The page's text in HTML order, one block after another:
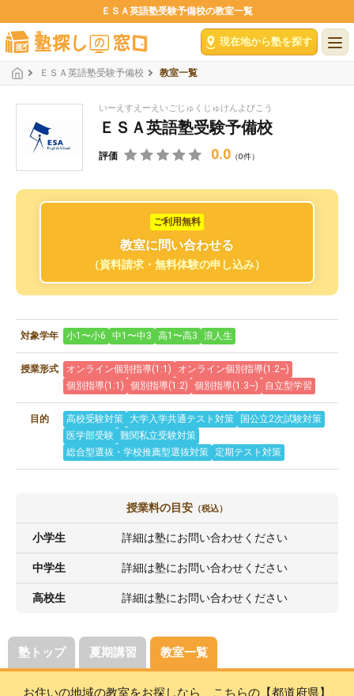
ＥＳＡ英語塾受験予備校の教室一覧
現在地から塾を探す
ＥＳＡ英語塾受験予備校 教室一覧
いーえすえーえいごじゅくじゅけんよびこう
ＥＳＡ英語塾受験予備校
評価 0.0 （0件）
ご利用無料
教室に問い合わせる
（資料請求・無料体験の申し込み）
対象学年 小1〜小6 中1〜中3 高1〜高3 浪人生
授業形式 オンライン個別指導(1:1)
オンライン個別指導(1:2~)
個別指導(1:1)
個別指導(1:2) 個別指導(1:3~) 自立型学習
目的 高校受験対策 大学入学共通テスト対策
国公立2次試験対策
医学部受験 難関私立受験対策
総合型選抜・学校推薦型選抜対策
定期テスト対策
授業料の目安 （税込）
小学生 詳細は塾にお問い合わせください
中学生 詳細は塾にお問い合わせください
高校生 詳細は塾にお問い合わせください
塾トップ 夏期講習 教室一覧
お住いの地域の教室をお探しなら、こちらの【都道府県】